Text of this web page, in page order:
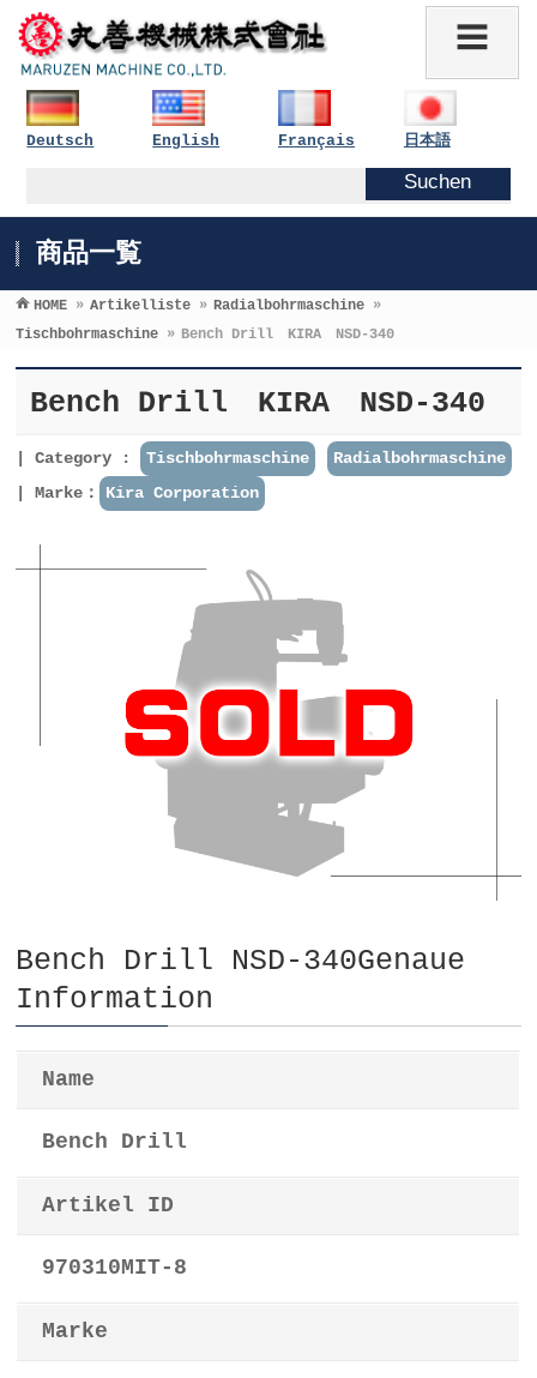
Deutsch English Français 日本語
商品一覧
HOME » Artikelliste » Radialbohrmaschine »
Tischbohrmaschine » Bench Drill KIRA NSD-340
Bench Drill KIRA NSD-340
Category : Tischbohrmaschine
Radialbohrmaschine
Marke：
Kira Corporation
Bench Drill NSD-340Genaue
Information
Name
Bench Drill
Artikel ID
970310MIT-8
Marke